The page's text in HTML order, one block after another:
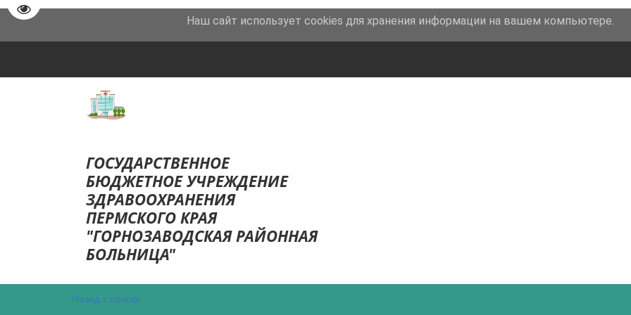
Перейти на версию для слабовидящих
4-29-40 главный врач Роман Владимир Тарасович Россия,Пермский край, г. Горнозаводск,ул.
ГОСУДА­­РСТВЕННОЕ
БЮДЖЕТНОЕ УЧРЕЖДЕНИЕ
ЗДР­­АВООХРАНЕНИЯ
ПЕРМСКОГО КРАЯ
"ГОРНОЗАВОДСКАЯ РАЙОННАЯ
БОЛ­­­­ЬНИЦА"
Назад к списку
Наш сайт использует cookies для хранения информации на вашем компьютере.